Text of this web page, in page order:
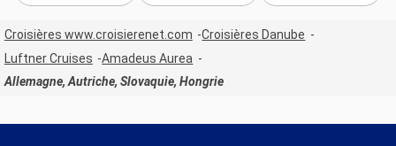
Croisières www.croisierenet.com
Croisières Danube
Luftner Cruises
Amadeus Aurea
Allemagne, Autriche, Slovaquie, Hongrie